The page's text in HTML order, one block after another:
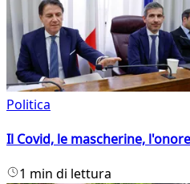
Politica
Il Covid, le mascherine,
1 min di lettura